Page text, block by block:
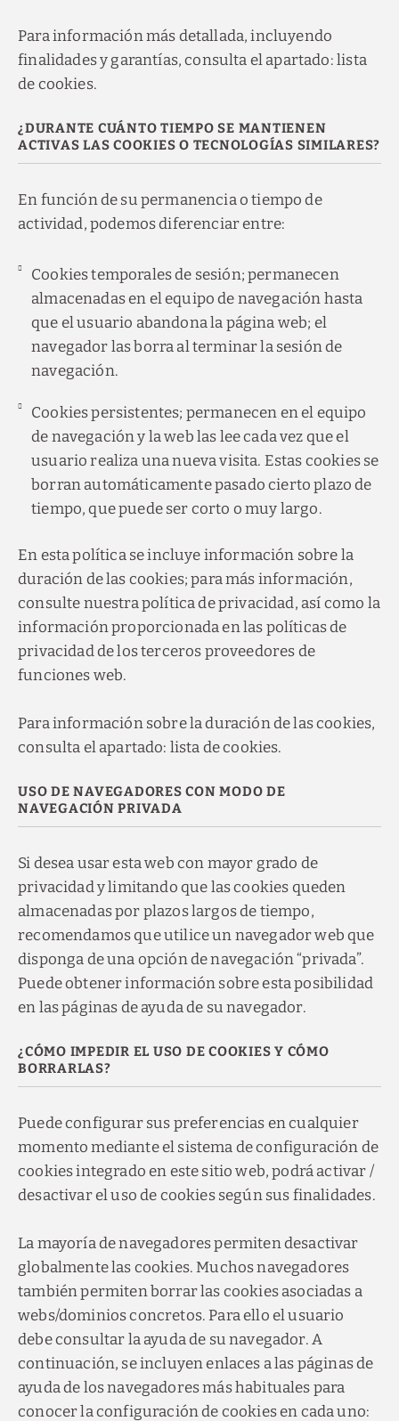
Para información más detallada, incluyendo
finalidades y garantías, consulta el apartado: lista
de cookies.
¿DURANTE CUÁNTO TIEMPO SE MANTIENEN
ACTIVAS LAS COOKIES O TECNOLOGÍAS SIMILARES?
En función de su permanencia o tiempo de
actividad, podemos diferenciar entre:
Cookies temporales de sesión; permanecen
almacenadas en el equipo de navegación hasta
que el usuario abandona la página web; el
navegador las borra al terminar la sesión de
navegación.
Cookies persistentes; permanecen en el equipo
de navegación y la web las lee cada vez que el
usuario realiza una nueva visita. Estas cookies se
borran automáticamente pasado cierto plazo de
tiempo, que puede ser corto o muy largo.
En esta política se incluye información sobre la
duración de las cookies; para más información,
consulte nuestra política de privacidad, así como la
información proporcionada en las políticas de
privacidad de los terceros proveedores de
funciones web.
Para información sobre la duración de las cookies,
consulta el apartado: lista de cookies.
USO DE NAVEGADORES CON MODO DE
NAVEGACIÓN PRIVADA
Si desea usar esta web con mayor grado de
privacidad y limitando que las cookies queden
almacenadas por plazos largos de tiempo,
recomendamos que utilice un navegador web que
disponga de una opción de navegación “privada”.
Puede obtener información sobre esta posibilidad
en las páginas de ayuda de su navegador.
¿CÓMO IMPEDIR EL USO DE COOKIES Y CÓMO
BORRARLAS?
Puede configurar sus preferencias en cualquier
momento mediante el sistema de configuración de
cookies integrado en este sitio web, podrá activar /
desactivar el uso de cookies según sus finalidades.
La mayoría de navegadores permiten desactivar
globalmente las cookies. Muchos navegadores
también permiten borrar las cookies asociadas a
webs/dominios concretos. Para ello el usuario
debe consultar la ayuda de su navegador. A
continuación, se incluyen enlaces a las páginas de
ayuda de los navegadores más habituales para
conocer la configuración de cookies en cada uno:
por reservar con antelación y otras
promociones.